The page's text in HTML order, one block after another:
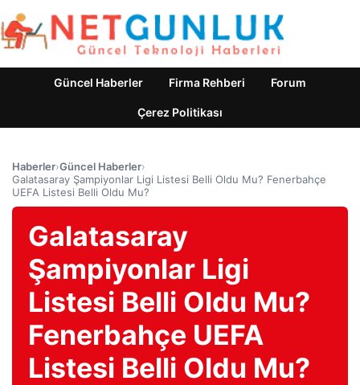
Güncel Haberler Firma Rehberi Forum
Çerez Politikası
Haberler›Güncel Haberler›
Galatasaray Şampiyonlar Ligi Listesi Belli Oldu Mu? Fenerbahçe
UEFA Listesi Belli Oldu Mu?
Galatasaray
Şampiyonlar Ligi
Listesi Belli Oldu Mu?
Fenerbahçe UEFA
Listesi Belli Oldu Mu?